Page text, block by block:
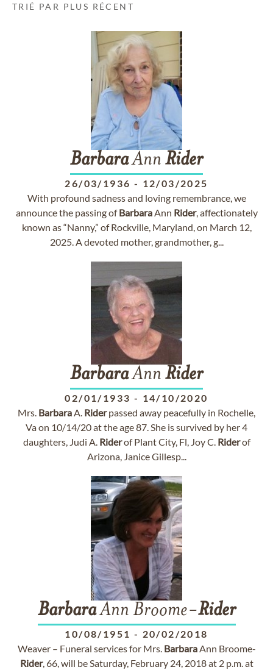
TRIÉ PAR PLUS RÉCENT
BarbaraAnn Rider
26/03/1936 - 12/03/2025
With profound sadness and loving remembrance, we
announce the passing ofBarbaraAnn Rider, affectionately
known as “Nanny,” of Rockville, Maryland, on March 12,
2025. A devoted mother, grandmother, g...
BarbaraAnn Rider
02/01/1933 - 14/10/2020
Mrs. BarbaraA. Riderpassed away peacefully in Rochelle,
Va on 10/14/20 at the age 87. She is survived by her 4
daughters, Judi A. Riderof Plant City, Fl, Joy C. Riderof
Arizona, Janice Gillesp...
BarbaraAnn Broome-Rider
10/08/1951 - 20/02/2018
Weaver – Funeral services for Mrs. BarbaraAnn Broome-
Rider, 66, will be Saturday, February 24, 2018 at 2 p.m. at